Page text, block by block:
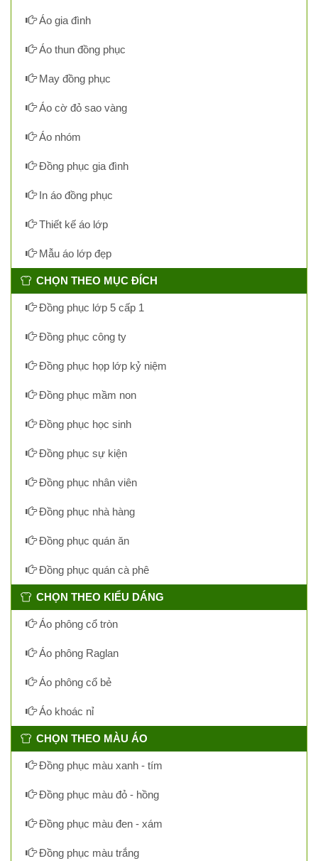
Áo gia đình
Áo thun đồng phục
May đồng phục
Áo cờ đỏ sao vàng
Áo nhóm
Đồng phục gia đình
In áo đồng phục
Thiết kế áo lớp
Mẫu áo lớp đẹp
CHỌN THEO MỤC ĐÍCH
Đồng phục lớp 5 cấp 1
Đồng phục công ty
Đồng phục họp lớp kỷ niệm
Đồng phục mầm non
Đồng phục học sinh
Đồng phục sự kiện
Đồng phục nhân viên
Đồng phục nhà hàng
Đồng phục quán ăn
Đồng phục quán cà phê
CHỌN THEO KIỂU DÁNG
Áo phông cổ tròn
Áo phông Raglan
Áo phông cổ bẻ
Áo khoác nỉ
CHỌN THEO MÀU ÁO
Đồng phục màu xanh - tím
Đồng phục màu đỏ - hồng
Đồng phục màu đen - xám
Đồng phục màu trắng